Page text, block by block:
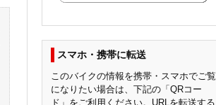
スマホ・携帯に転送
このバイクの情報を携帯・スマホでご覧
になりたい場合は、下記の「QRコー
ド」をご利用ください。URLを転送する